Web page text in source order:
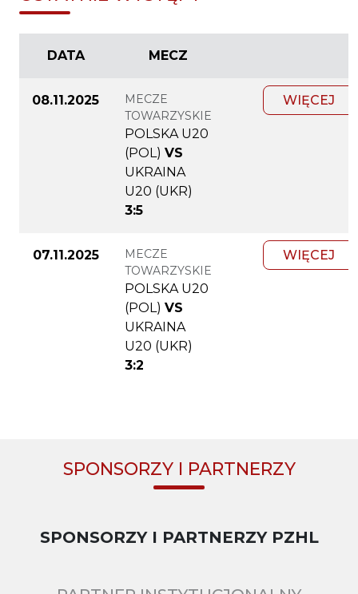
DATA MECZ
08.11.2025
MECZE
TOWARZYSKIE
POLSKA U20
(POL) VS
UKRAINA
U20 (UKR)
3:5
WIĘCEJ
07.11.2025
MECZE
TOWARZYSKIE
POLSKA U20
(POL) VS
UKRAINA
U20 (UKR)
3:2
WIĘCEJ
SPONSORZY I PARTNERZY
SPONSORZY I PARTNERZY PZHL